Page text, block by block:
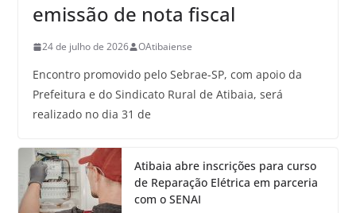
emissão de nota fiscal
24 de julho de 2026 OAtibaiense
Encontro promovido pelo Sebrae-SP, com apoio da
Prefeitura e do Sindicato Rural de Atibaia, será
realizado no dia 31 de
Atibaia abre inscrições para curso
de Reparação Elétrica em parceria
com o SENAI